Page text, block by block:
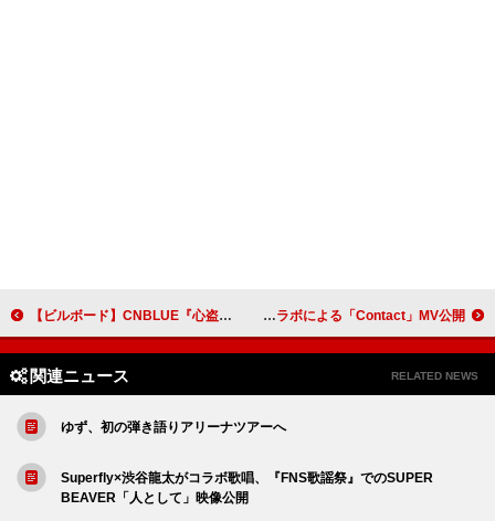
【ビルボード】CNBLUE『心盗夜』1.3万枚で13年9か月ぶりシングル1位 ダフト・パンク、Epic Games＆Magnopusとのコラボによる「Contact」MV公開
関連ニュース RELATED NEWS
ゆず、初の弾き語りアリーナツアーへ
Superfly×渋谷龍太がコラボ歌唱、『FNS歌謡祭』でのSUPER
BEAVER「人として」映像公開